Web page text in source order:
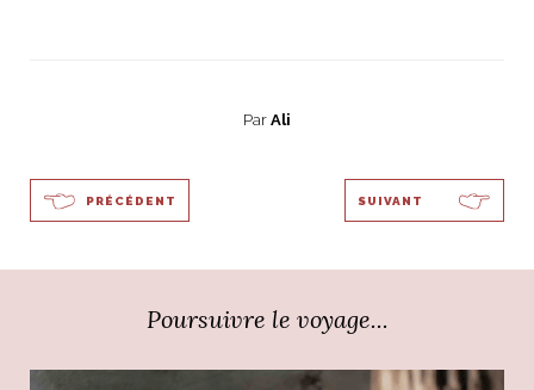
Par Ali
PRÉCÉDENT SUIVANT
Poursuivre le voyage...